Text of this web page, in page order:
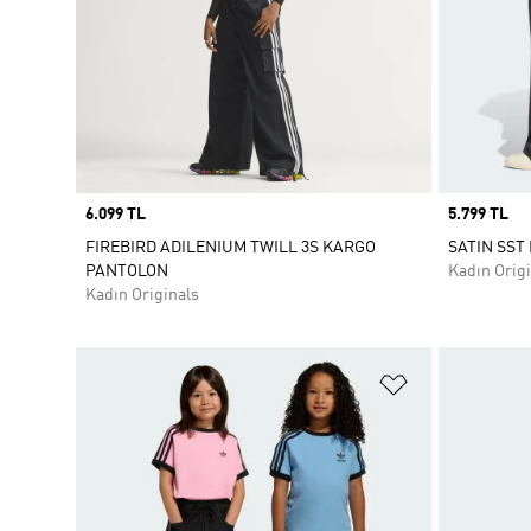
Price
6.099 TL
FIREBIRD ADILENIUM TWILL 3S KARGO
PANTOLON
Kadın Originals
Price
5.799 TL
SATIN SST
Kadın